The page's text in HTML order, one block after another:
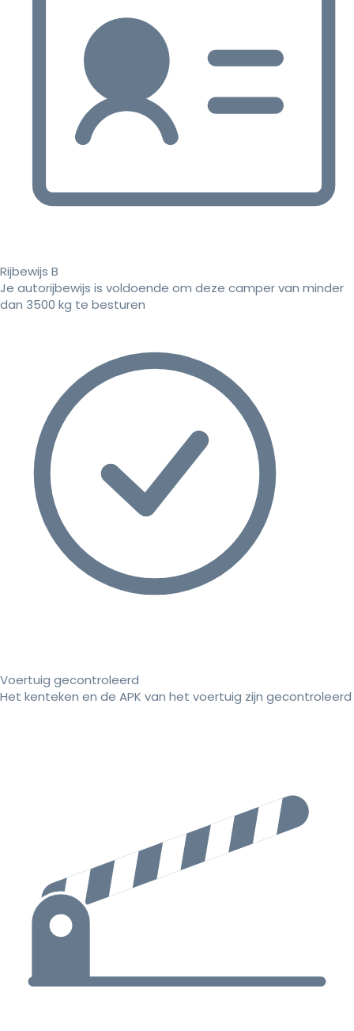
Rijbewijs B
Je autorijbewijs is voldoende om deze camper van minder
dan 3500 kg te besturen
Voertuig gecontroleerd
Het kenteken en de APK van het voertuig zijn gecontroleerd